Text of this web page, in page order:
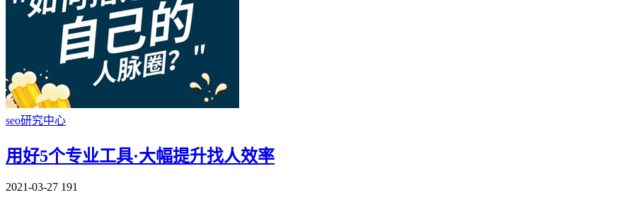
seo研究中心
用好5个专业工具·大幅提升找人效率
2021-03-27 191